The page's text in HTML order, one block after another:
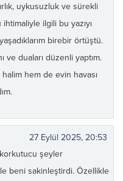
uykusuzluk ve sürekli
ilgili bu yazıyı
birebir örtüştü.
ve duaları düzenli yaptım.
hem de evin havası
27 Eylül 2025, 20:53
şeyler
beni sakinleştirdi. Özellikle